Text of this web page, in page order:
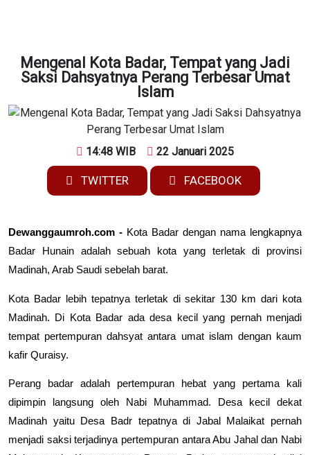
Mengenal Kota Badar, Tempat yang Jadi
Saksi Dahsyatnya Perang Terbesar Umat
Islam
14:48 WIB 22 Januari 2025
TWITTER FACEBOOK
Dewanggaumroh.com - Kota Badar dengan nama lengkapnya
Badar Hunain adalah sebuah kota yang terletak di provinsi
Madinah, Arab Saudi sebelah barat.
Kota Badar lebih tepatnya terletak di sekitar 130 km dari kota
Madinah. Di Kota Badar ada desa kecil yang pernah menjadi
tempat pertempuran dahsyat antara umat islam dengan kaum
kafir Quraisy.
Perang badar adalah pertempuran hebat yang pertama kali
dipimpin langsung oleh Nabi Muhammad. Desa kecil dekat
Madinah yaitu Desa Badr tepatnya di Jabal Malaikat pernah
menjadi saksi terjadinya pertempuran antara Abu Jahal dan Nabi